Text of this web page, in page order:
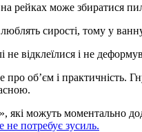
рейках може збиратися
люблять сирості, тому у
не відклеїлися і не
об’єм і практичність.
які можуть моментально
не потребує зусиль.